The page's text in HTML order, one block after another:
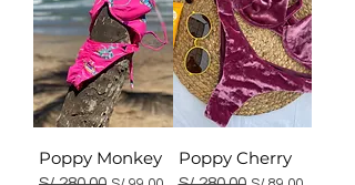
Poppy Monkey Poppy Cherry